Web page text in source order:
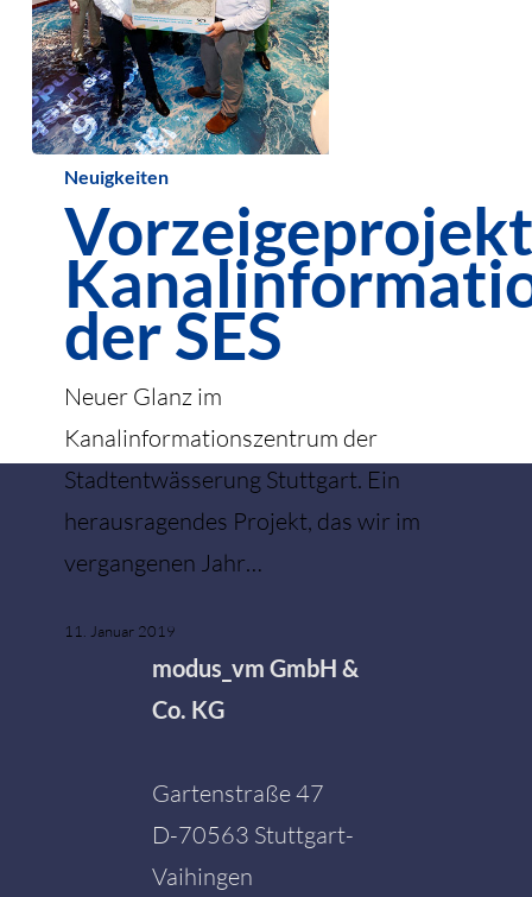
Vorzeigeprojekt
Kanalinformationszentrum
Neuigkeiten
Vorzeigeprojekt
der SES
Neuer Glanz im
Kanalinformationszentrum der
Stadtentwässerung Stuttgart. Ein
herausragendes Projekt, das wir im
vergangenen Jahr…
11. Januar 2019
modus_vm GmbH &
Co. KG
Gartenstraße 47
D-70563 Stuttgart-
Vaihingen